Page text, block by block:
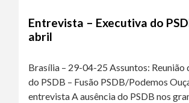
Entrevista – Executiva do
abril
Brasília – 29-04-25 Assuntos: Reunião
do PSDB – Fusão PSDB/Podemos
entrevista A ausência do PSDB nos